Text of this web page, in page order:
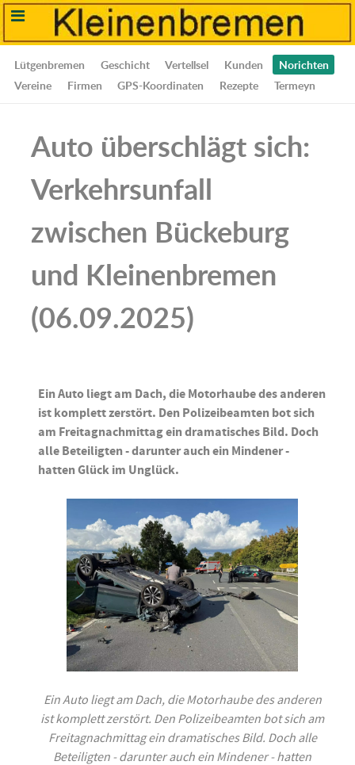
Lütgenbremen Geschicht Vertellsel Kunden
Norichten
Vereine
Firmen GPS-Koordinaten Rezepte Termeyn
Auto überschlägt sich:
Verkehrsunfall
zwischen Bückeburg
und Kleinenbremen
(06.09.2025)
Ein Auto liegt am Dach, die Motorhaube des anderen
ist komplett zerstört. Den Polizeibeamten bot sich
am Freitagnachmittag ein dramatisches Bild. Doch
alle Beteiligten - darunter auch ein Mindener -
hatten Glück im Unglück.
Ein Auto liegt am Dach, die Motorhaube des anderen
ist komplett zerstört. Den Polizeibeamten bot sich am
Freitagnachmittag ein dramatisches Bild. Doch alle
Beteiligten - darunter auch ein Mindener - hatten